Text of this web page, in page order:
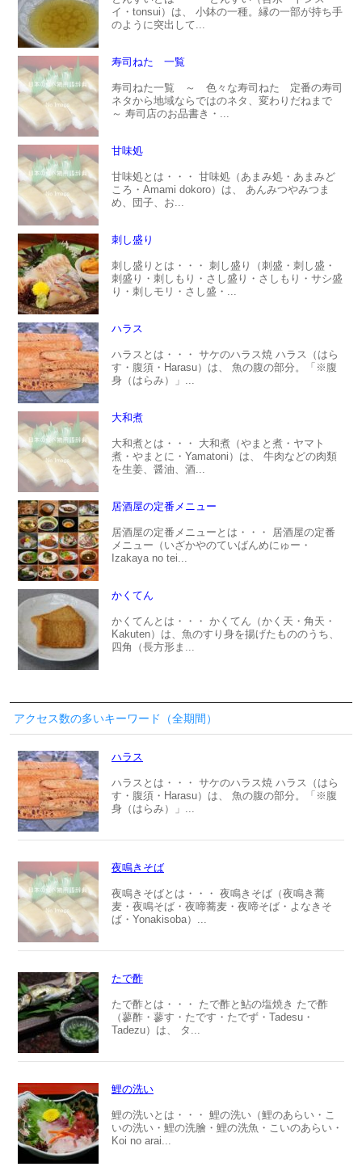
イ・tonsui）は、 小鉢の一種。縁の一部が持ち手
のように突出して...
寿司ねた 一覧
寿司ねた一覧 ～ 色々な寿司ねた 定番の寿司
ネタから地域ならではのネタ、変わりだねまで
～ 寿司店のお品書き・...
甘味処
甘味処とは・・・ 甘味処（あまみ処・あまみど
ころ・Amami dokoro）は、 あんみつやみつま
め、団子、お...
刺し盛り
刺し盛りとは・・・ 刺し盛り（刺盛・刺し盛・
刺盛り・刺しもり・さし盛り・さしもり・サシ盛
り・刺しモリ・さし盛・...
ハラス
ハラスとは・・・ サケのハラス焼 ハラス（はら
す・腹須・Harasu）は、 魚の腹の部分。「※腹
身（はらみ）」...
大和煮
大和煮とは・・・ 大和煮（やまと煮・ヤマト
煮・やまとに・Yamatoni）は、 牛肉などの肉類
を生姜、醤油、酒...
居酒屋の定番メニュー
居酒屋の定番メニューとは・・・ 居酒屋の定番
メニュー（いざかやのていばんめにゅー・
Izakaya no tei...
かくてん
かくてんとは・・・ かくてん（かく天・角天・
Kakuten）は、魚のすり身を揚げたもののうち、
四角（長方形ま...
アクセス数の多いキーワード（全期間）
ハラス
ハラスとは・・・ サケのハラス焼 ハラス（はら
す・腹須・Harasu）は、 魚の腹の部分。「※腹
身（はらみ）」...
夜鳴きそば
夜鳴きそばとは・・・ 夜鳴きそば（夜鳴き蕎
麦・夜鳴そば・夜啼蕎麦・夜啼そば・よなきそ
ば・Yonakisoba）...
たで酢
たで酢とは・・・ たで酢と鮎の塩焼き たで酢
（蓼酢・蓼す・たです・たでず・Tadesu・
Tadezu）は、 タ...
鯉の洗い
鯉の洗いとは・・・ 鯉の洗い（鯉のあらい・こ
いの洗い・鯉の洗膾・鯉の洗魚・こいのあらい・
Koi no arai...